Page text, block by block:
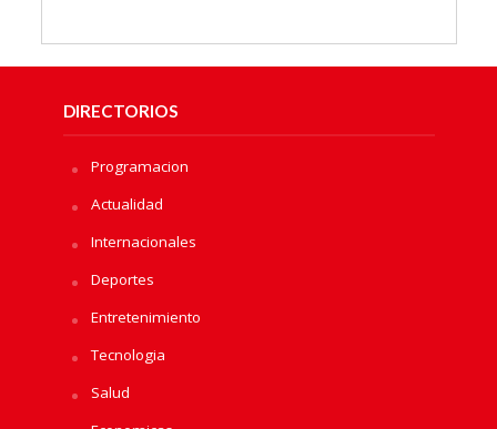
DIRECTORIOS
Programacion
Actualidad
Internacionales
Deportes
Entretenimiento
Tecnologia
Salud